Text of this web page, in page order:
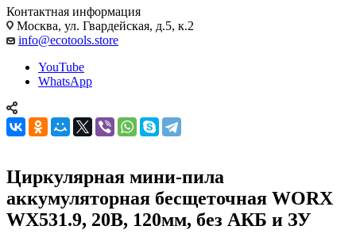
Контактная информация
Москва, ул. Гвардейская, д.5, к.2
info@ecotools.store
YouTube
WhatsApp
Циркулярная мини-пила
аккумуляторная бесщеточная WORX
WX531.9, 20В, 120мм, без АКБ и ЗУ